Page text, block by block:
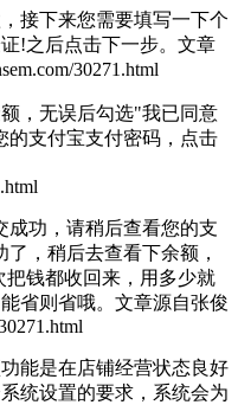
下来您需要填写一下个
!之后点击下一步。 文章
30271.html
，无误后勾选"我已同意
的支付宝支付密码，点击
功，请稍后查看您的支
，稍后去查看下余额，
钱都收回来，用多少就
省则省哦。 文章源自张俊
是在店铺经营状态良好
统设置的要求，系统会为